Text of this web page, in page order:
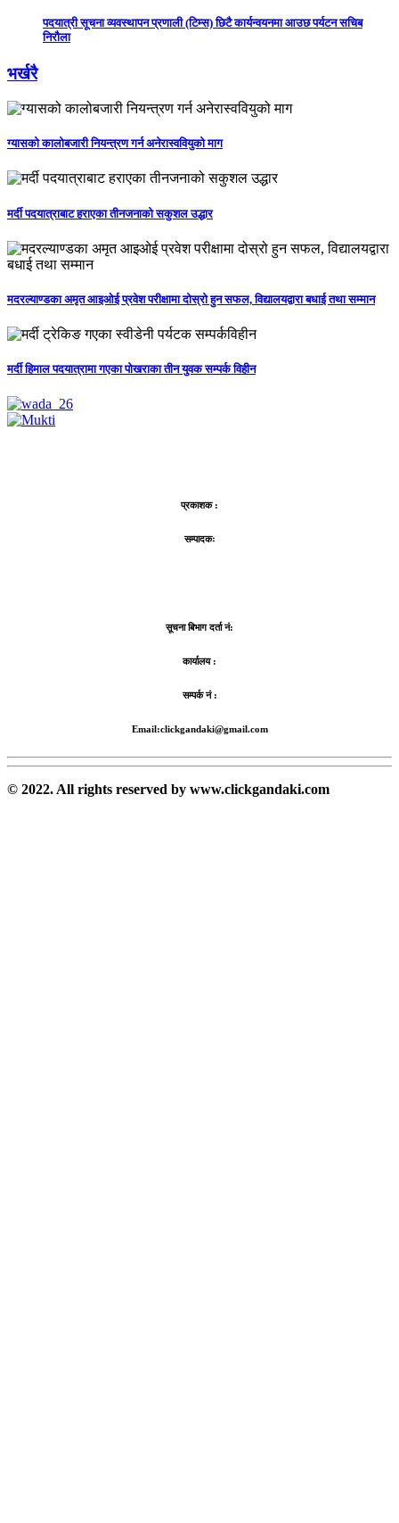
पदयात्री सूचना व्यवस्थापन प्रणाली (टिम्स) छिटै कार्यन्वयनमा आउछ पर्यटन सचिब
निरौला
भर्खरै
ग्यासको कालोबजारी नियन्त्रण गर्न अनेरास्ववियुको माग
मर्दी पदयात्राबाट हराएका तीनजनाको सकुशल उद्धार
मदरल्याण्डका अमृत आइओई प्रवेश परीक्षामा दोस्रो हुन सफल, विद्यालयद्वारा बधाई तथा सम्मान
मर्दी हिमाल पदयात्रामा गएका पोखराका तीन युवक सम्पर्क विहीन
प्रकाशक :
सम्पादकः
सूचना बिभाग दर्ता नं:
कार्यालय :
सम्पर्क नं :
Email:clickgandaki@gmail.com
© 2022. All rights reserved by www.clickgandaki.com